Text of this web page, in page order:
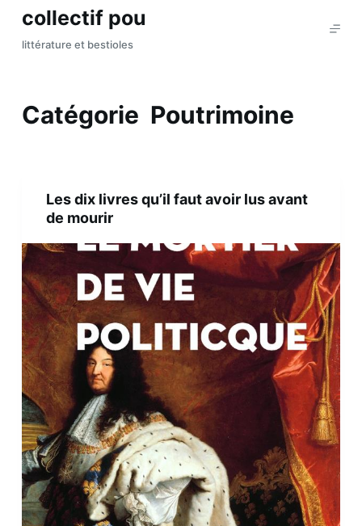
P
a
e
n
u
collectif pou
littérature et bestioles
Catégorie Poutrimoine
Les dix livres qu’il faut avoir lus avant
de mourir